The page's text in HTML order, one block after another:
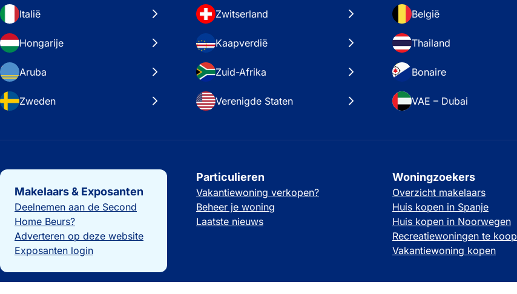
Italië Zwitserland België
Hongarije Kaapverdië Thailand
Aruba Zuid-Afrika Bonaire
Zweden Verenigde Staten VAE – Dubai
Belangrijke links
Makelaars & Exposanten
Deelnemen aan de Second
Home Beurs?
Adverteren op deze website
Exposanten login
Particulieren
Vakantiewoning verkopen?
Beheer je woning
Laatste nieuws
Woningzoekers
Overzicht makelaars
Huis kopen in Spanje
Huis kopen in Noorwegen
Recreatiewoningen te koop
Vakantiewoning kopen